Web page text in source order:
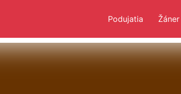
Podujatia Žáner